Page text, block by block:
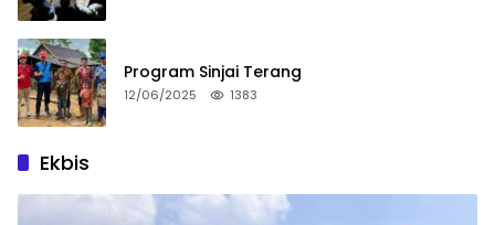
Program Sinjai Terang
12/06/2025 1383
Ekbis